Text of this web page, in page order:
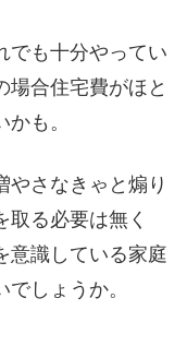
でも十分やってい
場合住宅費がほと
も。
やさなきゃと煽り
取る必要は無く
意識している家庭
しょうか。